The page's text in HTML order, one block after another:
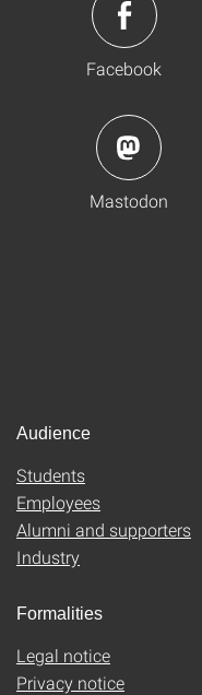
Facebook
Mastodon
Audience
Students
Employees
Alumni and supporters
Industry
Formalities
Legal notice
Privacy notice